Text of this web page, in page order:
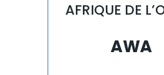
AFRIQUE DE
AWA